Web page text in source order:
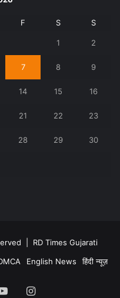
F S S
1 2
7 8 9
14 15 16
21 22 23
28 29 30
| RD Times Gujarati
English News हिंदी न्यूज़
YouTubeInstagram